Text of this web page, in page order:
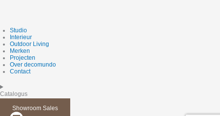
Studio
Interieur
Outdoor Living
Merken
Projecten
Over decomundo
Contact
Catalogus
Showroom Sales